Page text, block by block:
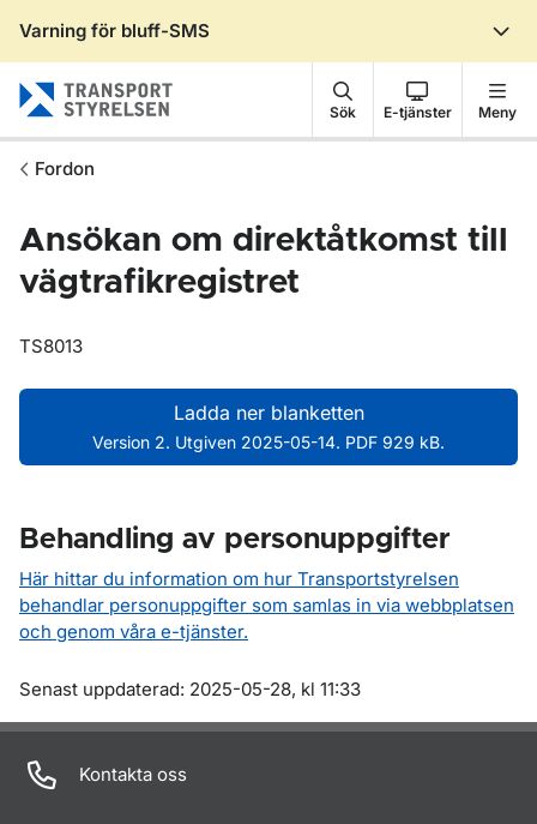
Varning för bluff-SMS
Sök E-tjänster Meny
Fordon
Ansökan om direktåtkomst till
vägtrafikregistret
TS8013
Ladda ner blanketten
Version 2. Utgiven 2025-05-14. PDF 929 kB.
Behandling av personuppgifter
Här hittar du information om hur Transportstyrelsen
behandlar personuppgifter som samlas in via webbplatsen
och genom våra e-tjänster.
Om sidan
Senast uppdaterad: 2025-05-28, kl 11:33
Kontakta oss